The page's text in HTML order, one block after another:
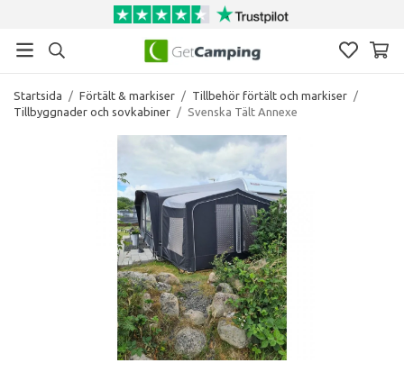
Startsida / Förtält & markiser / Tillbehör förtält och markiser /
Tillbyggnader och sovkabiner / Svenska Tält Annexe